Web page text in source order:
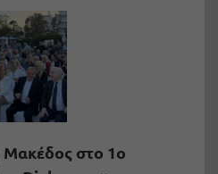
Μακέδος στο 1ο